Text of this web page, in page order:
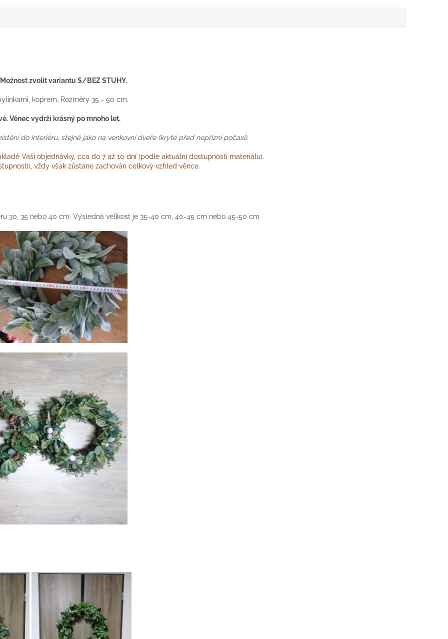
zvolit variantu S/BEZ STUHY.
koprem. Rozměry 35 - 50 cm.
Věnec vydrží krásný po mnoho let.
do interiéru, stejně jako na venkovní dveře (kryté před nepřízní počasí).
Vaší objednávky, cca do 7 až 10 dní (podle aktuální dostupnosti materiálu).
vždy však zůstane zachován celkový vzhled věnce.
30, 35 nebo 40 cm. Výsledná velikost je 35-40 cm, 40-45 cm nebo 45-50 cm.